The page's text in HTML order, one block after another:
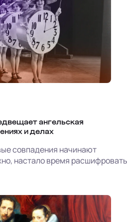
ангельская
и делах
совпадения начинают
настало время расшифровать